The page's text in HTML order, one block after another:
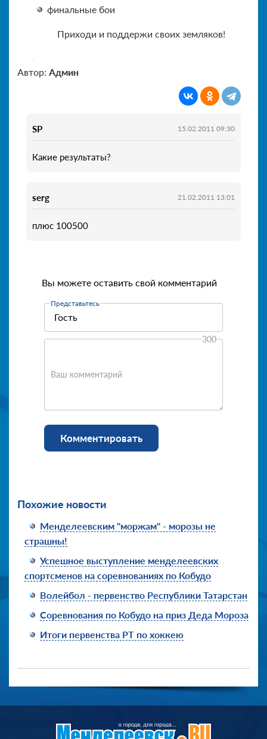
финальные бои
Приходи и поддержи своих земляков!
Автор: Админ
SP 15.02.2011 09:30
Какие результаты?
serg 21.02.2011 13:01
плюс 100500
Вы можете оставить свой комментарий
Представьтесь
Ваш комментарий
300
Комментировать
Похожие новости
Менделеевским "моржам" - морозы не
страшны!
Успешное выступление менделеевских
спортсменов на соревнованиях по Кобудо
Волейбол - первенство Республики Татарстан
Соревнования по Кобудо на приз Деда Мороза
Итоги первенства РТ по хоккею